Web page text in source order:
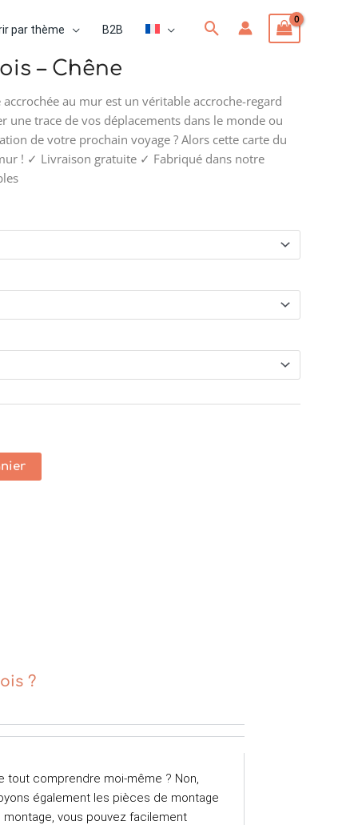
par thème B2B
Rechercher
– Chêne
au mur est un véritable accroche-regard
une trace de vos déplacements dans le monde ou
de votre prochain voyage ? Alors cette carte du
! ✓ Livraison gratuite ✓ Fabriqué dans notre
?
comprendre moi-même ? Non,
également les pièces de montage
vous pouvez facilement